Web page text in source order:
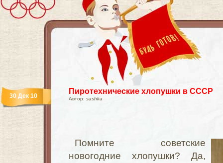
Пиротехнические хлопушки в СССР
Автор: sashka
30 Дек 10
Помните советские
новогодние хлопушки? Да,